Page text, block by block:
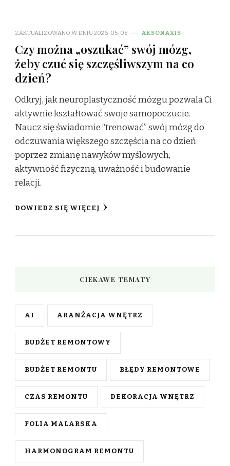
ZAKTUALIZOWANO W DNIU2026-05-08 AKSONAXIS
Czy można „oszukać” swój mózg,
żeby czuć się szczęśliwszym na co
dzień?
Odkryj, jak neuroplastyczność mózgu pozwala Ci
aktywnie kształtować swoje samopoczucie.
Naucz się świadomie “trenować” swój mózg do
odczuwania większego szczęścia na co dzień
poprzez zmianę nawyków myślowych,
aktywność fizyczną, uważność i budowanie
relacji.
DOWIEDZ SIĘ WIĘCEJ
CIEKAWE TEMATY
AI ARANŻACJA WNĘTRZ
BUDŻET REMONTOWY
BUDŻET REMONTU BŁĘDY REMONTOWE
CZAS REMONTU DEKORACJA WNĘTRZ
FOLIA MALARSKA
HARMONOGRAM REMONTU